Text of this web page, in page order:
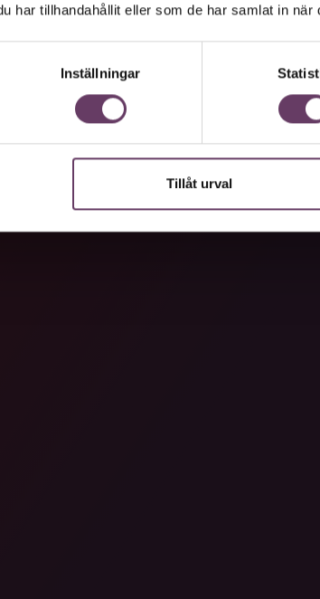
har tillhandahållit eller som de har samlat in när
Inställningar
Tillåt urval